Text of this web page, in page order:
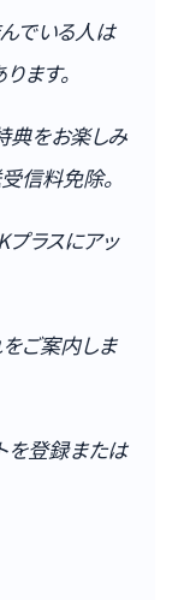
でいる人は
ます。
典をお楽しみ
信料免除。
ラスにアッ
ご案内しま
を登録または